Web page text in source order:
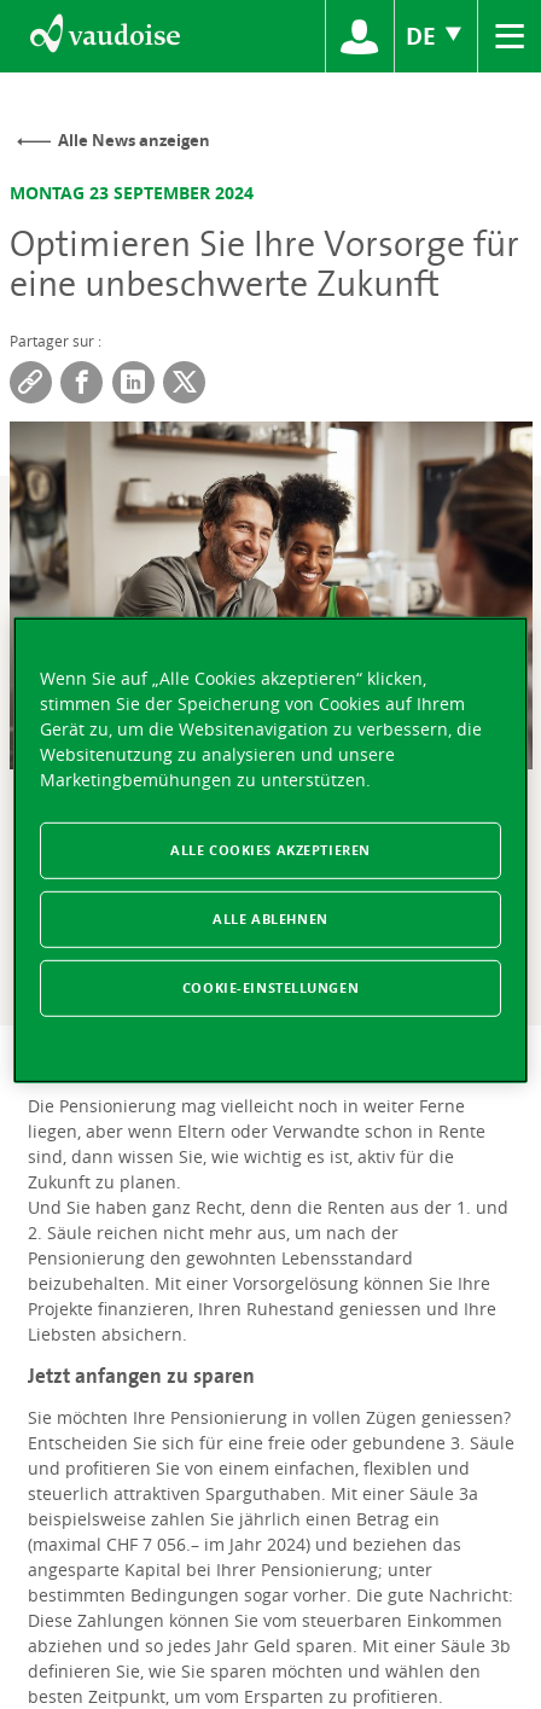
DE ≡
Alle News anzeigen
MONTAG 23 SEPTEMBER 2024
Optimieren Sie Ihre Vorsorge für
eine unbeschwerte Zukunft
Partager sur :
Es ist immer ein guter Zeitpunkt, um mit Sparen
anzufangen. Sei es, um Ihren Lebensstandard bei der
Pensionierung aufrechtzuerhalten oder Ihre Liebsten
massgeschneiderte Vorsorgelösung und investieren Sie
in Ihre Zukunft für ein Morgen ohne Sorgen.
Die Pensionierung mag vielleicht noch in weiter Ferne
liegen, aber wenn Eltern oder Verwandte schon in Rente
sind, dann wissen Sie, wie wichtig es ist, aktiv für die
Zukunft zu planen.
Und Sie haben ganz Recht, denn die Renten aus der 1. und
2. Säule reichen nicht mehr aus, um nach der
Pensionierung den gewohnten Lebensstandard
beizubehalten. Mit einer Vorsorgelösung können Sie Ihre
Projekte finanzieren, Ihren Ruhestand geniessen und Ihre
Liebsten absichern.
Jetzt anfangen zu sparen
Sie möchten Ihre Pensionierung in vollen Zügen geniessen?
Entscheiden Sie sich für eine freie oder gebundene 3. Säule
und profitieren Sie von einem einfachen, flexiblen und
steuerlich attraktiven Sparguthaben. Mit einer Säule 3a
beispielsweise zahlen Sie jährlich einen Betrag ein
(maximal CHF 7 056.– im Jahr 2024) und beziehen das
angesparte Kapital bei Ihrer Pensionierung; unter
bestimmten Bedingungen sogar vorher. Die gute Nachricht:
Diese Zahlungen können Sie vom steuerbaren Einkommen
abziehen und so jedes Jahr Geld sparen. Mit einer Säule 3b
definieren Sie, wie Sie sparen möchten und wählen den
besten Zeitpunkt, um vom Ersparten zu profitieren.
Wenn Sie auf „Alle Cookies akzeptieren“ klicken,
stimmen Sie der Speicherung von Cookies auf Ihrem
Gerät zu, um die Websitenavigation zu verbessern, die
Websitenutzung zu analysieren und unsere
Marketingbemühungen zu unterstützen.
ALLE ABLEHNEN
ALLE COOKIES AKZEPTIEREN
COOKIE-EINSTELLUNGEN